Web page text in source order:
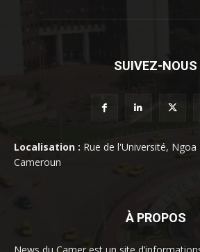
SUIVEZ-NOUS
Localisation : Rue de l'Université, Ngoa
Cameroun
À PROPOS
News du Camer est un site